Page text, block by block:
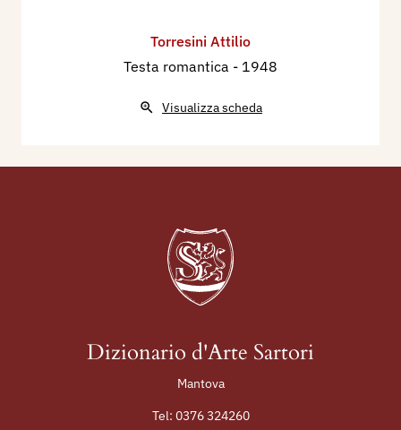
Torresini Attilio
Testa romantica - 1948
Visualizza scheda
Dizionario d'Arte Sartori
Mantova
Tel: 0376 324260